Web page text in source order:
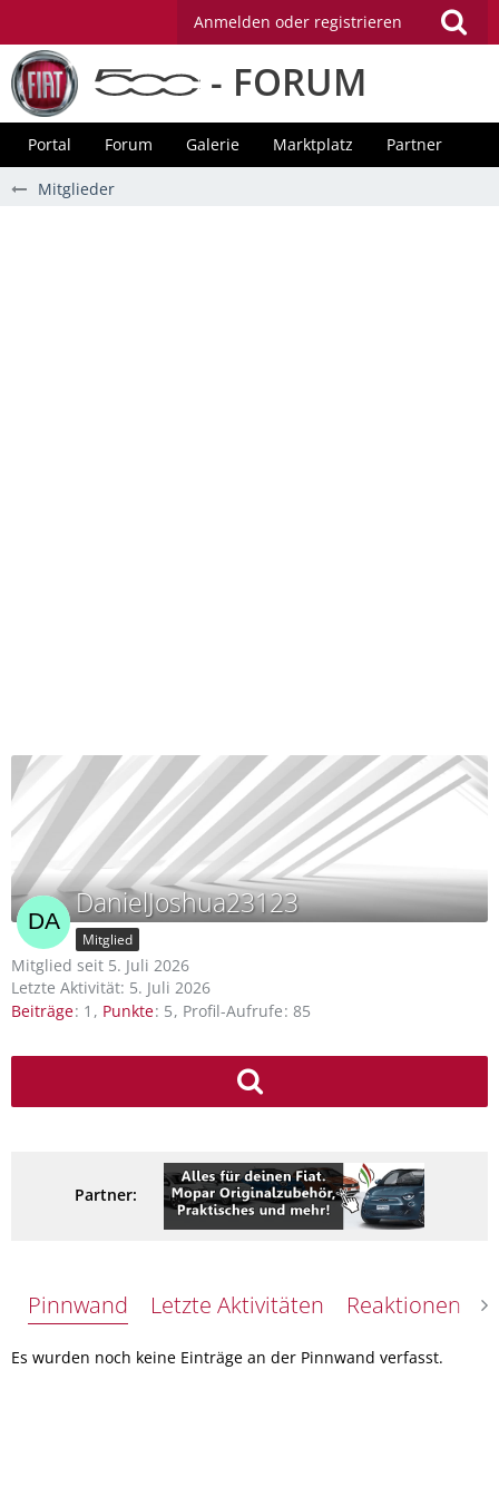
Anmelden oder registrieren
- FORUM
Portal Forum Galerie Marktplatz Partner
Mitglieder
DanielJoshua23123
Mitglied
Mitglied seit 5. Juli 2026
Letzte Aktivität: 5. Juli 2026
Beiträge 1 Punkte 5 Profil-Aufrufe 85
Partner:
Pinnwand Letzte Aktivitäten Reaktionen
Es wurden noch keine Einträge an der Pinnwand verfasst.